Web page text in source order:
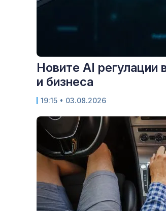
Новите AI регулации
и бизнеса
19:15 • 03.08.2026